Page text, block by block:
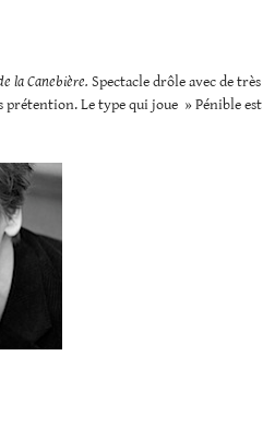
la Canebière. Spectacle drôle avec de
prétention. Le type qui joue » Pénible